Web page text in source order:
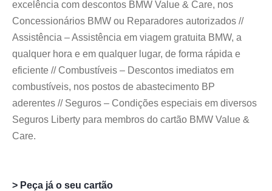
excelência com descontos BMW Value & Care, nos
Concessionários BMW ou Reparadores autorizados //
Assistência – Assistência em viagem gratuita BMW, a
qualquer hora e em qualquer lugar, de forma rápida e
eficiente // Combustíveis – Descontos imediatos em
combustíveis, nos postos de abastecimento BP
aderentes // Seguros – Condições especiais em diversos
Seguros Liberty para membros do cartão BMW Value &
Care.
> Peça já o seu cartão